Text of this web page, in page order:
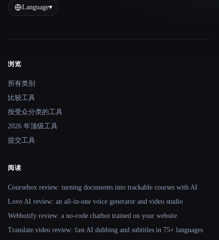
Language▾
Site navigation
浏览
所有类别
比较工具
按受众分类的工具
2026 年顶级工具
提交工具
阅读
Coursebox review: turning documents into trackable courses with AI
Lovo AI review: an all-in-one voice generator and video studio
Webbotify review: a no-code chatbot trained on your website
Translate.video review: fast AI dubbing and subtitles in 75+ languages